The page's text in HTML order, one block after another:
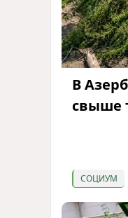
В
свыше
СОЦИУМ